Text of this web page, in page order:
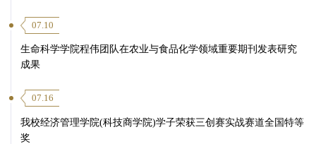
07.10
生命科学学院程伟团队在农业与食品化学领域重要期刊发表研究
成果
07.16
我校经济管理学院(科技商学院)学子荣获三创赛实战赛道全国特等
奖